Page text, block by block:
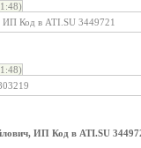
ИП Код в ATI.SU 3449721
ИП Код в ATI.SU